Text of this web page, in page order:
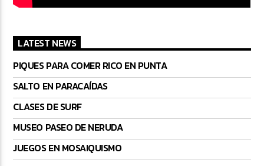
LATEST NEWS
PIQUES PARA COMER RICO EN PUNTA
SALTO EN PARACAÍDAS
CLASES DE SURF
MUSEO PASEO DE NERUDA
JUEGOS EN MOSAIQUISMO